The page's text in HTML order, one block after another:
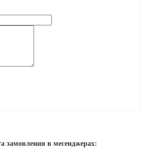
замовлення в месенджерах: